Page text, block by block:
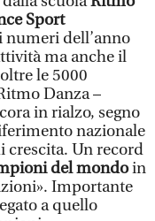
Sport
numeri dell’anno
ma anche il
le 5000
Danza –
in rialzo, segno
nazionale
crescita. Un record
del mondoin
Importante
a quello